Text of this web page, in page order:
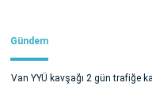
Gündem
Van YYÜ kavşağı 2 gün trafiğe